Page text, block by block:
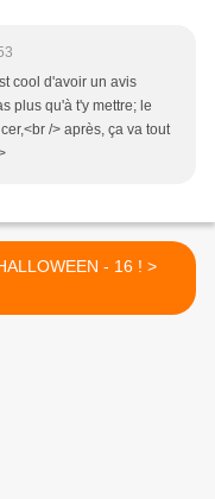
cool d'avoir un avis
plus qu'à t'y mettre; le
/> après, ça va tout
HALLOWEEN - 16 ! >